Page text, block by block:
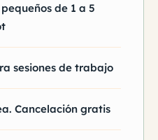
de 1 a 5
sesiones de trabajo
Cancelación gratis